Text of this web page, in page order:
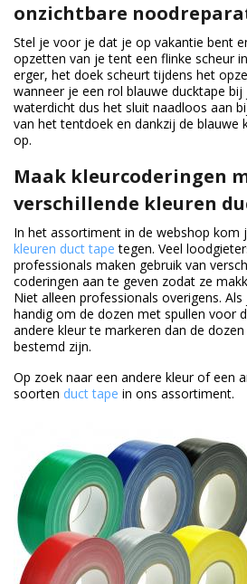
Bedrukte verpakkingen
onzichtbare
Stel je voor je dat je op vakantie bent
opzetten van je tent een flinke scheur
erger, het doek scheurt tijdens het
wanneer je een rol blauwe ducktape bij
waterdicht dus het sluit naadloos aan
van het tentdoek en dankzij de blauwe
op.
Maak kleurcoderingen
verschillende kleuren
In het assortiment in de webshop kom
kleuren duct tape tegen. Veel
professionals maken gebruik van
coderingen aan te geven zodat ze
Niet alleen professionals overigens.
handig om de dozen met spullen voor
andere kleur te markeren dan de
bestemd zijn.
Op zoek naar een andere kleur of een
soorten duct tape in ons assortiment.